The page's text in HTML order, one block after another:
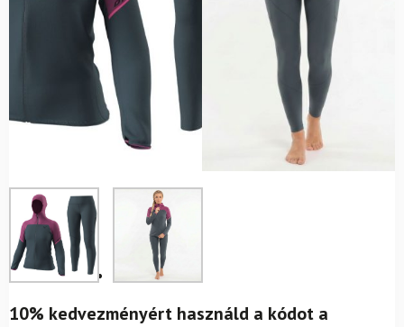
10% kedvezményért használd a kódot a